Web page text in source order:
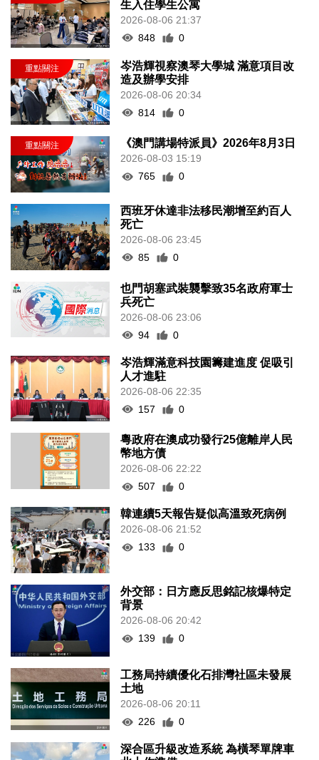
生入住學生公寓
2026-08-06 21:37
848
0
岑浩輝視察澳琴大學城 滿意項目改
造及辦學安排
2026-08-06 20:34
814
0
《澳門講場特派員》2026年8月3日
2026-08-03 15:19
765
0
西班牙休達非法移民潮增至約百人
死亡
2026-08-06 23:45
85
0
也門胡塞武裝襲擊致35名政府軍士
兵死亡
2026-08-06 23:06
94
0
岑浩輝滿意科技園籌建進度 促吸引
人才進駐
2026-08-06 22:35
157
0
粵政府在澳成功發行25億離岸人民
幣地方債
2026-08-06 22:22
507
0
韓連續5天報告疑似高溫致死病例
2026-08-06 21:52
133
0
外交部：日方應反思銘記核爆特定
背景
2026-08-06 20:42
139
0
工務局持續優化石排灣社區未發展
土地
2026-08-06 20:11
226
0
深合區升級改造系統 為橫琴單牌車